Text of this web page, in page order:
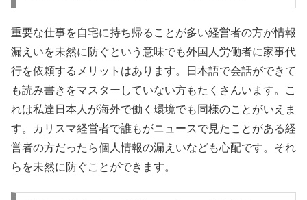
重要な仕事を自宅に持ち帰ることが多い経営者の方が情報
漏えいを未然に防ぐという意味でも外国人労働者に家事代
行を依頼するメリットはあります。日本語で会話ができて
も読み書きをマスターしていない方もたくさんいます。こ
れは私達日本人が海外で働く環境でも同様のことがいえま
す。カリスマ経営者で誰もがニュースで見たことがある経
営者の方だったら個人情報の漏えいなども心配です。それ
らを未然に防ぐことができます。